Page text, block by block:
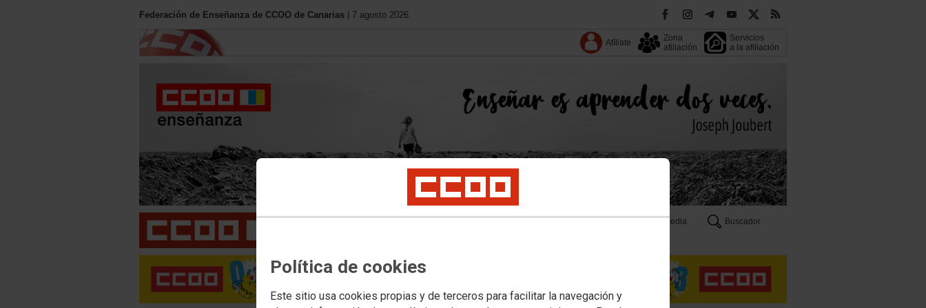
Política de cookies
Este sitio usa cookies propias y de terceros para facilitar la navegación y
Federación de Enseñanza de CCOO de Canarias | 7 agosto 2026.
Afíliate
Zona
afiliación
Servicios
a la afiliación
Conócenos 11 Congreso Multimedia
Buscador